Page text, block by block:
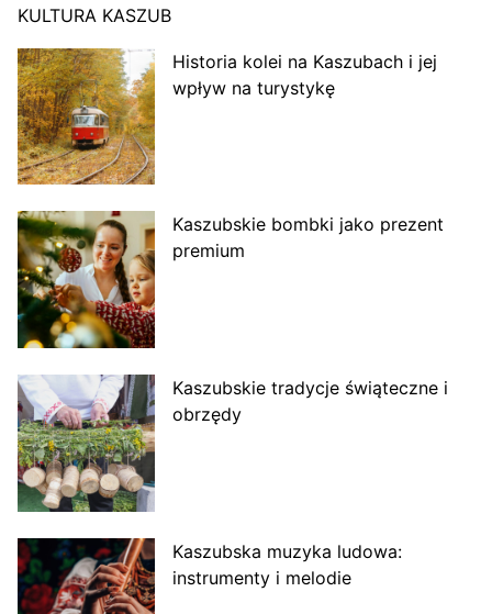
KULTURA KASZUB
Historia kolei na Kaszubach i jej
wpływ na turystykę
Kaszubskie bombki jako prezent
premium
Kaszubskie tradycje świąteczne i
obrzędy
Kaszubska muzyka ludowa:
instrumenty i melodie